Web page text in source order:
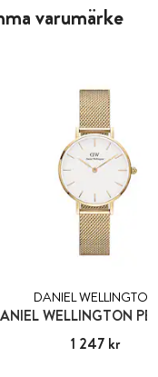
varumärke
DANIEL WELLINGTON
Pris :1 247 kr
1 247 kr